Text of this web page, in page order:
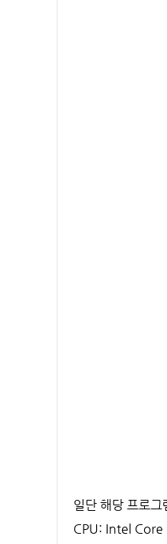
일단 해당 프로
CPU: Intel